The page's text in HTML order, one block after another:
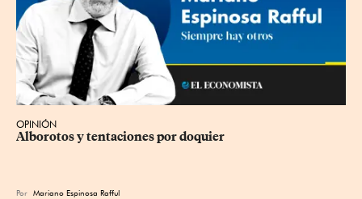
OPINIÓN
Alborotos y tentaciones por doquier
Por Mariano Espinosa Rafful